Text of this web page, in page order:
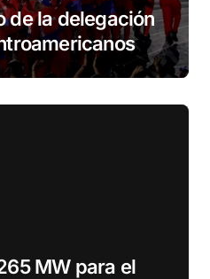
de la delegación
MW para el